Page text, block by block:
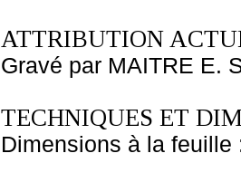
ATTRIBUTION
Gravé par MAITRE E.
TECHNIQUES ET
Dimensions à la